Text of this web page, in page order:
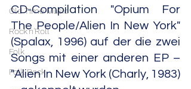
Old Time Music
Rock'n'Roll
Folk
Folk Rock
CD-Compilation "Opium For
The People/Alien In New York"
(Spalax, 1996) auf der die zwei
Songs mit einer anderen EP –
"Alien In New York (Charly, 1983)